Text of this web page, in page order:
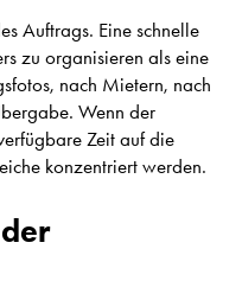
Auftrags. Eine schnelle
zu organisieren als eine
nach Mietern, nach
Wenn der
Zeit auf die
konzentriert werden.